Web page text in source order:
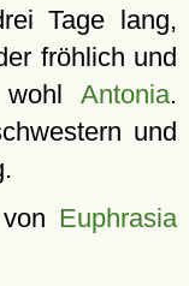
Tage lang,
fröhlich und
Antonia.
und
Euphrasia